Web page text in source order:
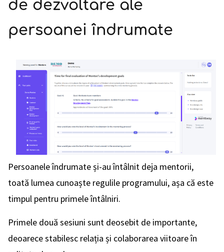
de dezvoltare ale
persoanei îndrumate
Persoanele îndrumate și-au întâlnit deja mentorii,
toată lumea cunoaște regulile programului, așa că este
timpul pentru primele întâlniri.
Primele două sesiuni sunt deosebit de importante,
deoarece stabilesc relația și colaborarea viitoare în